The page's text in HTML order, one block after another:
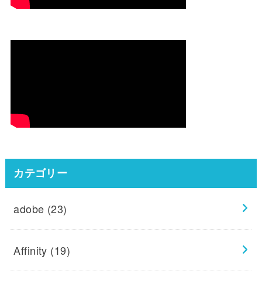
カテゴリー
adobe (23)
Affinity (19)